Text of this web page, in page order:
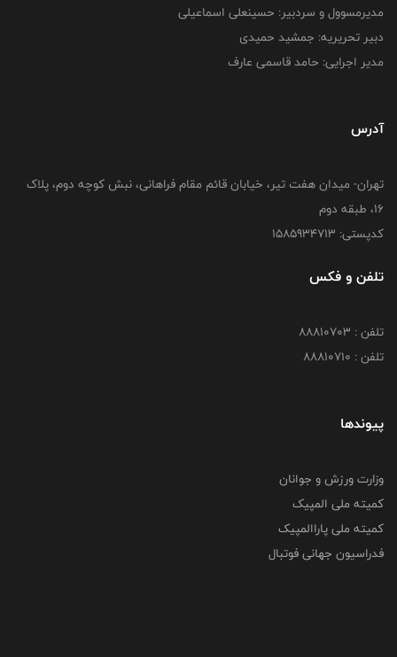
مدیرمسوول و سردبیر: حسینعلی اسماعیلی
دبیر تحریریه: جمشید حمیدی
مدیر اجرایی: حامد قاسمی عارف
آدرس
تهران- میدان هفت تیر، خیابان قائم مقام فراهانی، نبش کوچه دوم، پلاک
16، طبقه دوم
کدپستی: 1585934713
تلفن و فکس
تلفن : 88810703
تلفن : 88810710
پیوندها
وزارت ورزش و جوانان
کمیته ملی المپیک
کمیته ملی پاراالمپیک
فدراسیون جهانی فوتبال